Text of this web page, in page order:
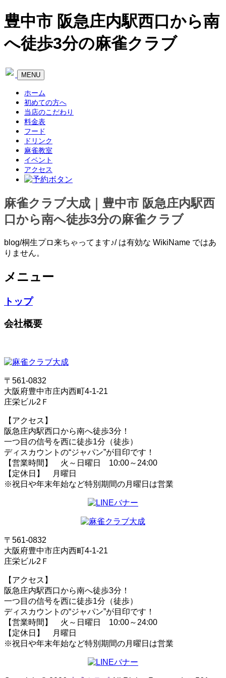
豊中市 阪急庄内駅西口から南
へ徒歩3分の麻雀クラブ
Toggle
navigation
MENU
ホーム
初めての方へ
当店のこだわり
料金表
フード
ドリンク
麻雀教室
イベント
アクセス
麻雀クラブ大成｜豊中市 阪急庄内駅西
口から南へ徒歩3分の麻雀クラブ
blog/桐生プロ来ちゃってます♪/ は有効な WikiName ではあ
りません。
メニュー
トップ
会社概要
〒561-0832
大阪府豊中市庄内西町4-1-21
庄栄ビル2Ｆ
【アクセス】
阪急庄内駅西口から南へ徒歩3分！
一つ目の信号を西に徒歩1分（徒歩）
ディスカウントの“ジャパン”が目印です！
【営業時間】 火～日曜日 10:00～24:00
【定休日】 月曜日
※祝日や年末年始など特別期間の月曜日は営業
〒561-0832
大阪府豊中市庄内西町4-1-21
庄栄ビル2Ｆ
【アクセス】
阪急庄内駅西口から南へ徒歩3分！
一つ目の信号を西に徒歩1分（徒歩）
ディスカウントの“ジャパン”が目印です！
【営業時間】 火～日曜日 10:00～24:00
【定休日】 月曜日
※祝日や年末年始など特別期間の月曜日は営業